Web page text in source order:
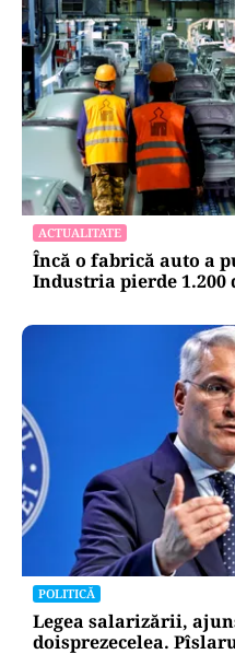
ACTUALITATE
Încă o fabrică auto a
Industria pierde 1.200
POLITICĂ
Legea salarizării,
doisprezecelea.